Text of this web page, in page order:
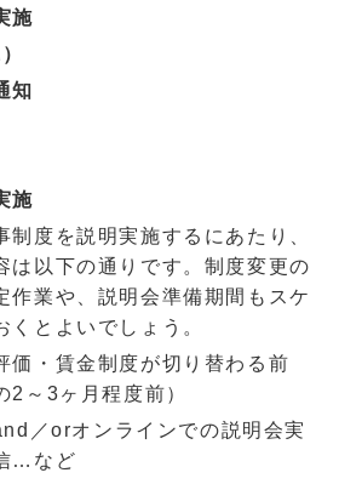
施
）
知
施
制度を説明実施するにあたり、
は以下の通りです。制度変更の
作業や、説明会準備期間もスケ
くとよいでしょう。
価・賃金制度が切り替わる前
2 ～ 3ヶ月程度前）
／orオンラインでの説明会実
…など